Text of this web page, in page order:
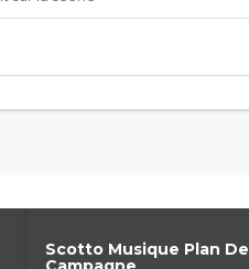
Scotto Musique Plan De